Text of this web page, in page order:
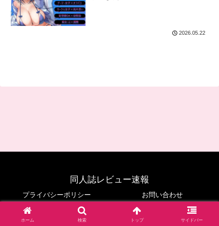
2026.05.22
同人誌レビュー速報
プライバシーポリシー お問い合わせ
© 2024 同人誌レビュー速報.
ホーム 検索 トップ サイドバー